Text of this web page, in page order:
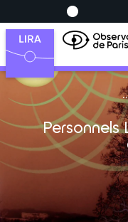
Personnels